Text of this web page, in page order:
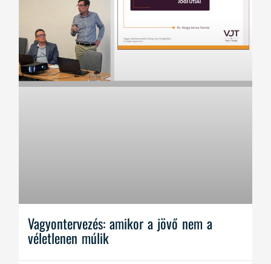
Vagyontervezés: amikor a jövő nem a
véletlenen múlik